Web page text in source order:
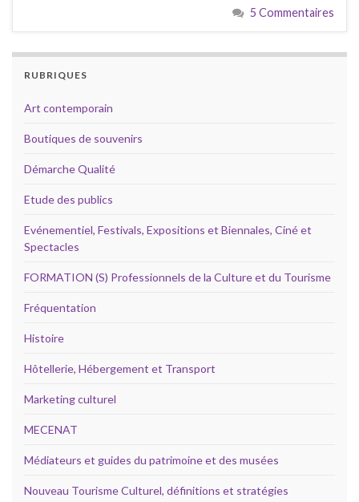
5 Commentaires
RUBRIQUES
Art contemporain
Boutiques de souvenirs
Démarche Qualité
Etude des publics
Evénementiel, Festivals, Expositions et Biennales, Ciné et
Spectacles
FORMATION (S) Professionnels de la Culture et du Tourisme
Fréquentation
Histoire
Hôtellerie, Hébergement et Transport
Marketing culturel
MECENAT
Médiateurs et guides du patrimoine et des musées
Nouveau Tourisme Culturel, définitions et stratégies